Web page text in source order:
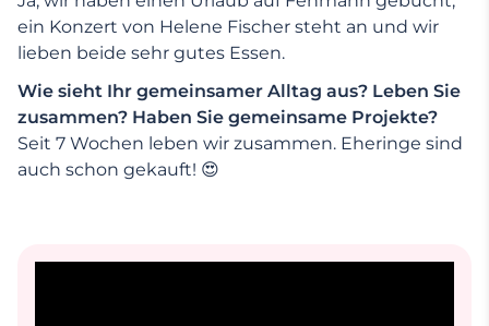
ein Konzert von Helene Fischer steht an und wir
lieben beide sehr gutes Essen.
Wie sieht Ihr gemeinsamer Alltag aus? Leben Sie
zusammen? Haben Sie gemeinsame Projekte?
Seit 7 Wochen leben wir zusammen. Eheringe sind
auch schon gekauft! 😍